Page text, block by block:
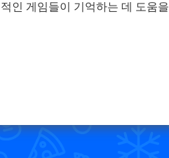
인 게임들이 기억하는 데 도움을